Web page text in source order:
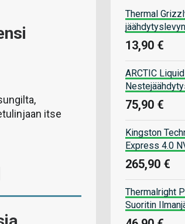
itse
Thermal
13,90 €
ARCTIC
75,90 €
Kingston
Express 4.0
265,90 €
Thermalright
Suoritin